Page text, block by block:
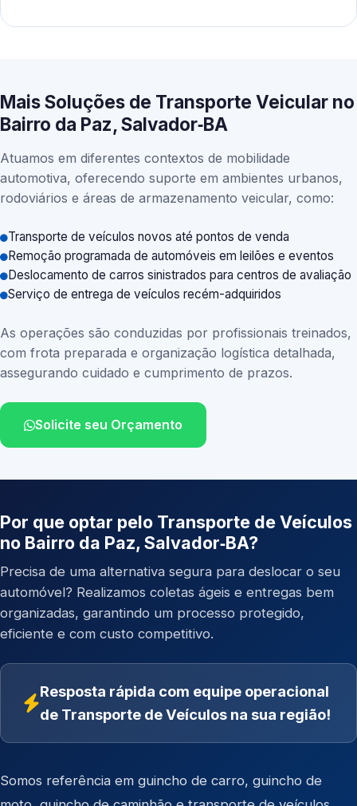
Mais Soluções de Transporte Veicular no
Bairro da Paz, Salvador‑BA
Atuamos em diferentes contextos de mobilidade
automotiva, oferecendo suporte em ambientes urbanos,
rodoviários e áreas de armazenamento veicular, como:
Transporte de veículos novos até pontos de venda
Remoção programada de automóveis em leilões e eventos
Deslocamento de carros sinistrados para centros de avaliação
Serviço de entrega de veículos recém-adquiridos
As operações são conduzidas por profissionais treinados,
com frota preparada e organização logística detalhada,
assegurando cuidado e cumprimento de prazos.
Solicite seu Orçamento
Por que optar pelo Transporte de Veículos
no Bairro da Paz, Salvador‑BA?
Precisa de uma alternativa segura para deslocar o seu
automóvel? Realizamos coletas ágeis e entregas bem
organizadas, garantindo um processo protegido,
eficiente e com custo competitivo.
Resposta rápida com equipe operacional
de Transporte de Veículos na sua região!
Somos referência em guincho de carro, guincho de